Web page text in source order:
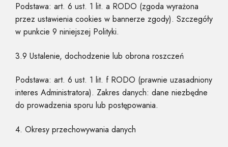
Podstawa: art. 6 ust. 1 lit. a RODO (zgoda wyrażona
przez ustawienia cookies w bannerze zgody). Szczegóły
w punkcie 9 niniejszej Polityki.
3.9 Ustalenie, dochodzenie lub obrona roszczeń
Podstawa: art. 6 ust. 1 lit. f RODO (prawnie uzasadniony
interes Administratora). Zakres danych: dane niezbędne
do prowadzenia sporu lub postępowania.
4. Okresy przechowywania danych